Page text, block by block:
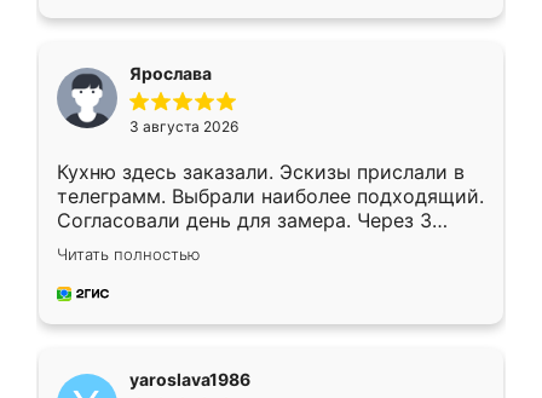
Ярослава
3 августа 2026
Кухню здесь заказали. Эскизы прислали в
телеграмм. Выбрали наиболее подходящий.
Согласовали день для замера. Через 3
недели кухня была уже готова. Остались
довольны работой. Спасибо Ренессанс
мебель за качественную работу!
Читать полностью
yaroslava1986